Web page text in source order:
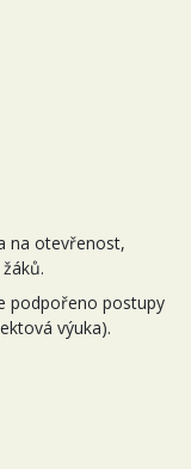
na otevřenost,
podpořeno postupy
výuka).